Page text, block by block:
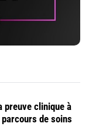
preuve clinique à
de soins